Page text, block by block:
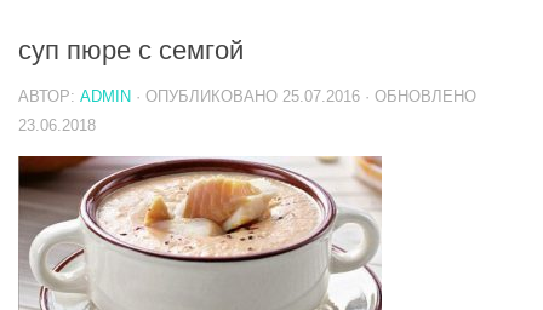
суп пюре с семгой
АВТОР: ADMIN · ОПУБЛИКОВАНО 25.07.2016 · ОБНОВЛЕНО
23.06.2018